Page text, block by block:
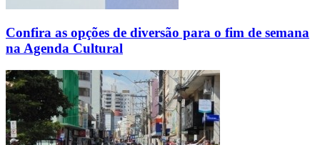
Confira as opções de diversão para o fim de semana
na Agenda Cultural